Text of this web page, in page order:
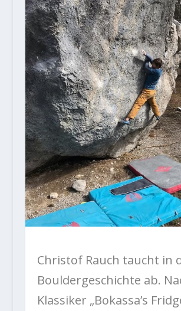
Christof Rauch taucht in
Bouldergeschichte ab.
Klassiker „Bokassa’s